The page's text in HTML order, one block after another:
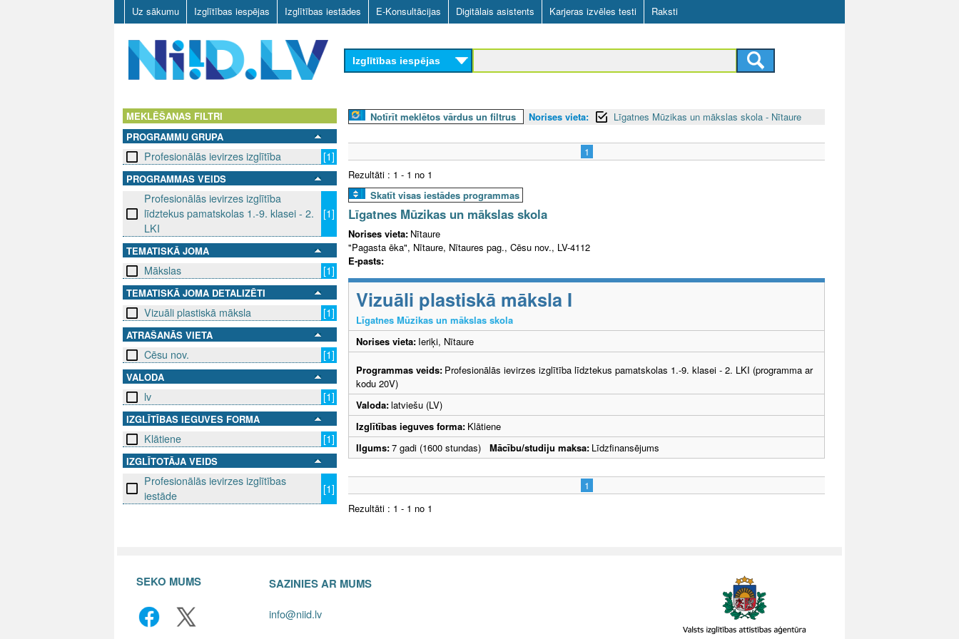
Skip
to
main
content
Uz sākumu Izglītības iespējas Izglītības iestādes E-Konsultācijas Digitālais asistents Karjeras izvēles testi Raksti
D
L
V
Izglītības iespējas
MEKLĒŠANAS FILTRI
PROGRAMMU GRUPA
Profesionālās ievirzes izglītība [1]
PROGRAMMAS VEIDS
Profesionālās ievirzes izglītība
līdztekus pamatskolas 1.-9. klasei - 2.
LKI
[1]
TEMATISKĀ JOMA
Mākslas [1]
TEMATISKĀ JOMA DETALIZĒTI
Vizuāli plastiskā māksla [1]
ATRAŠANĀS VIETA
Cēsu nov. [1]
VALODA
lv [1]
IZGLĪTĪBAS IEGUVES FORMA
Klātiene [1]
IZGLĪTOTĀJA VEIDS
Profesionālās ievirzes izglītības
iestāde
[1]
Notīrīt meklētos vārdus un filtrus Norises vieta: Līgatnes Mūzikas un mākslas skola - Nītaure
1
Rezultāti : 1 - 1 no 1
Skatīt visas iestādes programmas
Līgatnes Mūzikas un mākslas skola
Norises vieta: Nītaure
"Pagasta ēka", Nītaure, Nītaures pag., Cēsu nov., LV-4112
E-pasts:
Vizuāli plastiskā māksla I
Līgatnes Mūzikas un mākslas skola
Norises vieta: Ieriķi, Nītaure
Programmas veids: Profesionālās ievirzes izglītība līdztekus pamatskolas 1.-9. klasei - 2. LKI (programma ar
kodu 20V)
Valoda:latviešu (LV)
Izglītības ieguves forma: Klātiene
Ilgums:7 gadi (1600 stundas) Mācību/studiju maksa: Līdzfinansējums
1
Rezultāti : 1 - 1 no 1
SEKO MUMS SAZINIES AR MUMS
info@niid.lv